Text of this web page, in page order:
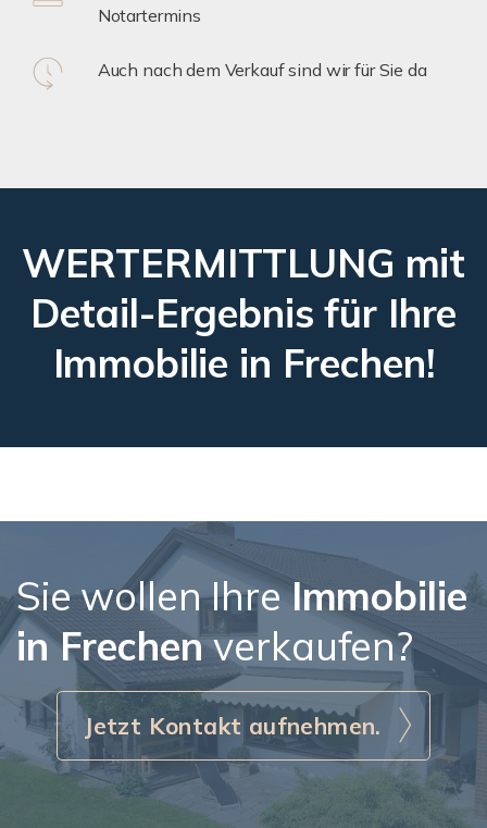
Notartermins
Auch nach dem Verkauf sind wir für Sie da
WERTERMITTLUNG mit
Detail-Ergebnis für Ihre
Immobilie in Frechen!
Sie wollen IhreImmobilie
in Frechenverkaufen?
Jetzt Kontakt aufnehmen.